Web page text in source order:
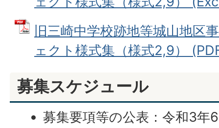
旧三崎中学校跡地等城山地区
ェクト様式集（様式2,9）
募集スケジュール
募集要項等の公表：令和3年